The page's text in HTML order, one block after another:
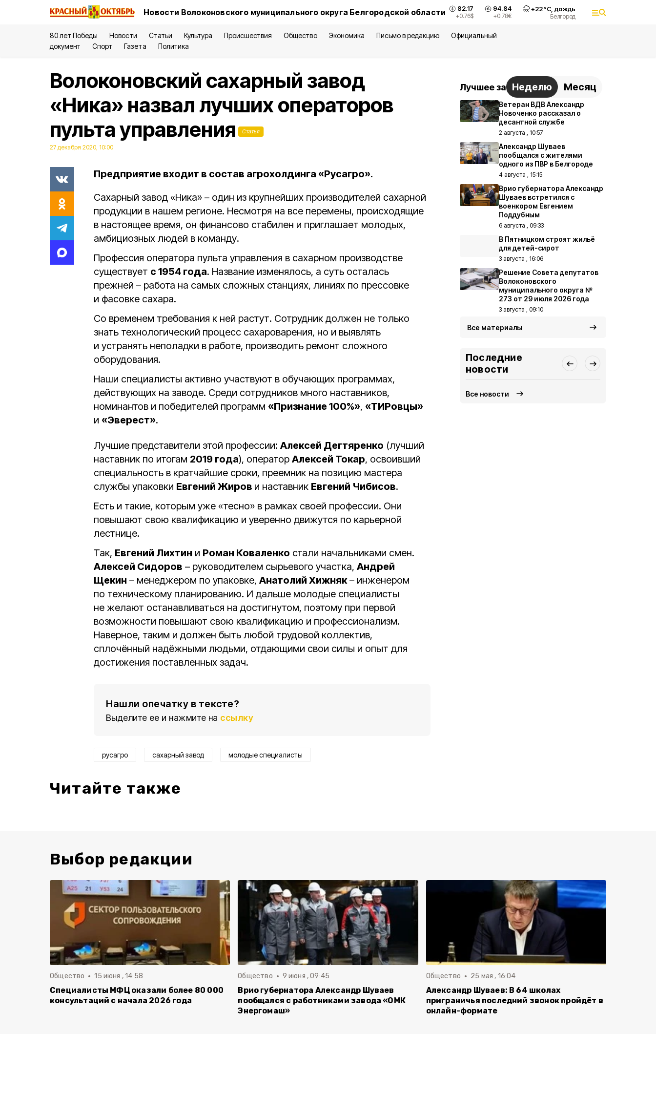
Новости Волоконовского муниципального округа Белгородской области 82.17
+0.76$
94.84
+0.78€
+22°С, дождь
Белгород
80 лет Победы Новости Статьи Культура Происшествия Общество Экономика Письмо в редакцию
Официальный
документ
Спорт Газета Политика
Волоконовский сахарный завод
«Ника» назвал лучших операторов
пульта управления
Статья
27 декабря 2020, 10:00
Предприятие входит в состав агрохолдинга «Русагро».
Сахарный завод «Ника» – один из крупнейших производителей сахарной
продукции в нашем регионе. Несмотря на все перемены, происходящие
в настоящее время, он финансово стабилен и приглашает молодых,
амбициозных людей в команду.
Профессия оператора пульта управления в сахарном производстве
существует с 1954 года. Название изменялось, а суть осталась
прежней – работа на самых сложных станциях, линиях по прессовке
и фасовке сахара.
Со временем требования к ней растут. Сотрудник должен не только
знать технологический процесс сахароварения, но и выявлять
и устранять неполадки в работе, производить ремонт сложного
оборудования.
Наши специалисты активно участвуют в обучающих программах,
действующих на заводе. Среди сотрудников много наставников,
номинантов и победителей программ «Признание 100%», «ТИРовцы»
и «Эверест».
Лучшие представители этой профессии: Алексей Дегтяренко (лучший
наставник по итогам 2019 года), оператор Алексей Токар, освоивший
специальность в кратчайшие сроки, преемник на позицию мастера
службы упаковки Евгений Жиров и наставник Евгений Чибисов.
Есть и такие, которым уже «тесно» в рамках своей профессии. Они
повышают свою квалификацию и уверенно движутся по карьерной
лестнице.
Так, Евгений Лихтин и Роман Коваленко стали начальниками смен.
Алексей Сидоров – руководителем сырьевого участка, Андрей
Щекин – менеджером по упаковке, Анатолий Хижняк– инженером
по техническому планированию. И дальше молодые специалисты
не желают останавливаться на достигнутом, поэтому при первой
возможности повышают свою квалификацию и профессионализм.
Наверное, таким и должен быть любой трудовой коллектив,
сплочённый надёжными людьми, отдающими свои силы и опыт для
достижения поставленных задач.
Нашли опечатку в тексте?
Выделите ее и нажмите на ссылку
русагро сахарный завод молодые специалисты
Читайте также
Лучшее за Неделю Месяц
Ветеран ВДВ Александр
Новоченко рассказал о
десантной службе
2 августа , 10:57
Александр Шуваев
пообщался с жителями
одного из ПВР в Белгороде
4 августа , 15:15
Врио губернатора Александр
Шуваев встретился с
военкором Евгением
Поддубным
6 августа , 09:33
В Пятницком строят жильё
для детей-сирот
3 августа , 16:06
Решение Совета депутатов
Волоконовского
муниципального округа №
273 от 29 июля 2026 года
3 августа , 09:10
Все материалы
Последние
новости
Все новости
Выбор редакции
Общество 15 июня , 14:58
Специалисты МФЦ оказали более 80 000
консультаций с начала 2026 года
Общество 9 июня , 09:45
Врио губернатора Александр Шуваев
пообщался с работниками завода «ОМК
Энергомаш»
Общество 25 мая , 16:04
Александр Шуваев: В 64 школах
приграничья последний звонок пройдёт в
онлайн-формате